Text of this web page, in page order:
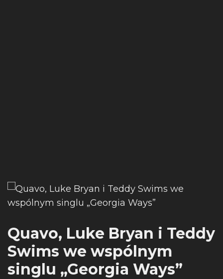
Quavo, Luke Bryan i Teddy
Swims we wspólnym
singlu „Georgia Ways”